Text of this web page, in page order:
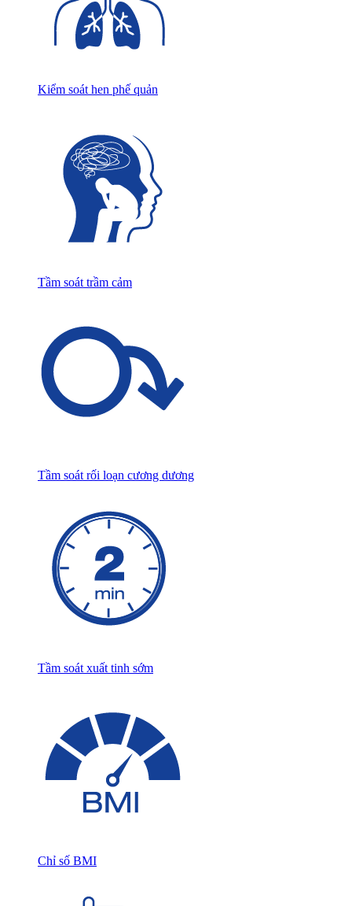
Kiểm soát hen phế quản
Tầm soát trầm cảm
Tầm soát rối loạn cương dương
Tầm soát xuất tinh sớm
Chỉ số BMI